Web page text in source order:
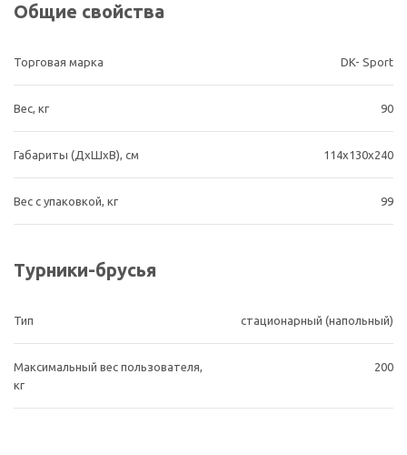
Общие свойства
Торговая марка DK- Sport
Вес, кг 90
Габариты (ДхШхВ), cм 114x130x240
Вес с упаковкой, кг 99
Турники-брусья
Тип стационарный (напольный)
Максимальный вес пользователя,
кг
200